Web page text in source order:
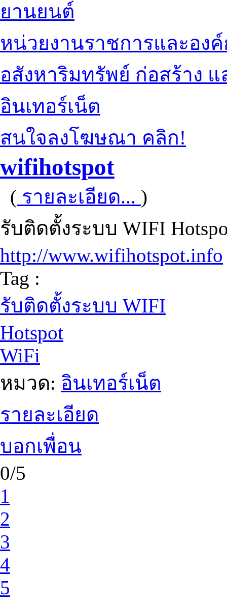
ยานยนต์
หน่วยงานราชการและอง
อสังหาริมทรัพย์ ก่อสร้าง
อินเทอร์เน็ต
สนใจลงโฆษณา คลิก!
wifihotspot
( รายละเอียด... )
รับติดตั้งระบบ WIFI
http://www.wifihotspot.info
Tag :
รับติดตั้งระบบ WIFI
Hotspot
WiFi
หมวด: อินเทอร์เน็ต
รายละเอียด
บอกเพื่อน
0/5
1
2
3
4
5